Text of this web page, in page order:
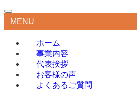
MENU
ホーム
事業内容
代表挨拶
お客様の声
よくあるご質問